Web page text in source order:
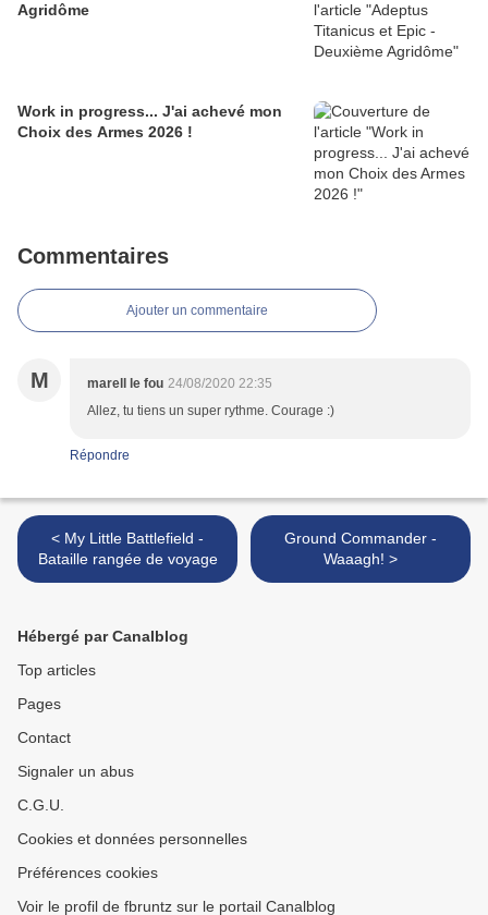
Agridôme
Work in progress... J'ai achevé mon
Choix des Armes 2026 !
Commentaires
Ajouter un commentaire
M marell le fou 24/08/2020 22:35
Allez, tu tiens un super rythme. Courage :)
Répondre
< My Little Battlefield -
Bataille rangée de voyage
Ground Commander -
Waaagh! >
Hébergé par Canalblog
Top articles
Pages
Contact
Signaler un abus
C.G.U.
Cookies et données personnelles
Préférences cookies
Voir le profil de fbruntz sur le portail Canalblog